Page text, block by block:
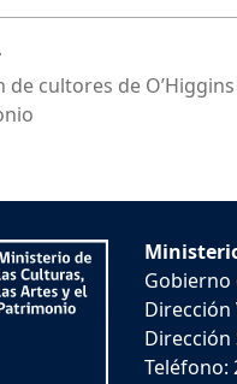
de cultores de
Gobierno
Dirección
Dirección
Teléfono: